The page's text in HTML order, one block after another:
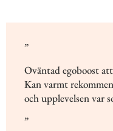
”
Oväntad egoboost
Kan varmt
och upplevelsen var
”